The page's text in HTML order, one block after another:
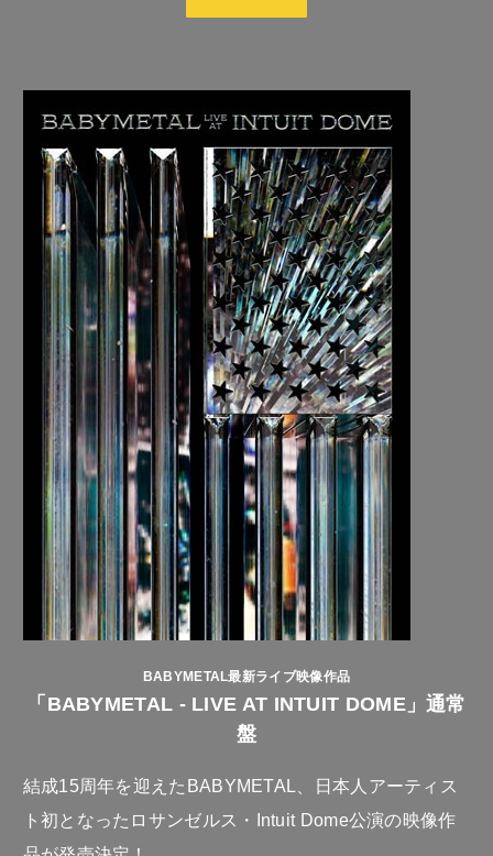
BABYMETAL最新ライブ映像作品
「BABYMETAL - LIVE AT INTUIT DOME」通常
盤
結成15周年を迎えたBABYMETAL、日本人アーティス
ト初となったロサンゼルス・Intuit Dome公演の映像作